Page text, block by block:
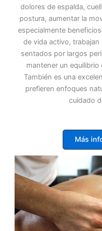
dolores de espalda,
postura, aumentar la
especialmente
de vida activo,
sentados por largos
mantener un
También es una
prefieren enfoques
cuidado
Más